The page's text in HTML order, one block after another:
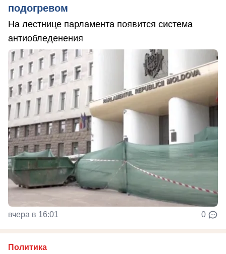
подогревом
На лестнице парламента появится система
антиобледенения
вчера в 16:01 0
Политика